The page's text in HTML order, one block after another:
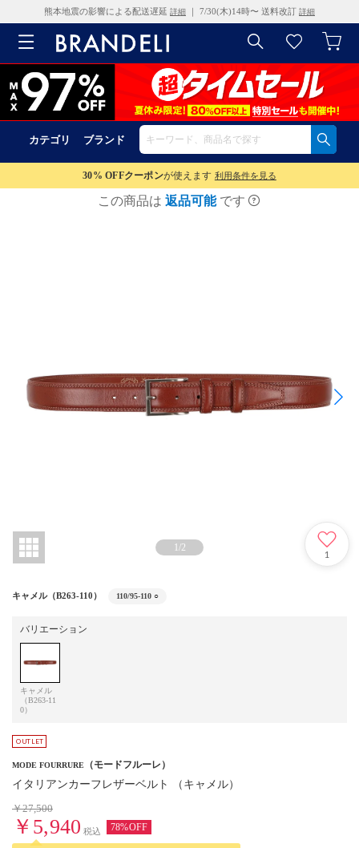
熊本地震の影響による配送遅延 詳細 ｜ 7/30(木)14時〜 送料改訂 詳細
カテゴリ ブランド
30% OFFクーポンが使えます 利用条件を見る
この商品は 返品可能 です
1/2
1
キャメル（B263-110） 110/95-110 ○
バリエーション
キャメル
（B263-11
0）
MODE FOURRURE （モードフルーレ）
イタリアンカーフレザーベルト （キャメル）
￥27,500
￥5,940 税込 78%OFF